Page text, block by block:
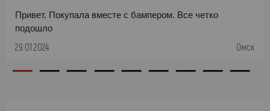
Привет. Покупала вместе с бампером. Все четко
подошло
29.01.2024 Омск